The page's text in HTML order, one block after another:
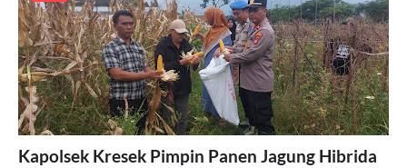
Kapolsek Kresek Pimpin Panen Jagung Hibrida